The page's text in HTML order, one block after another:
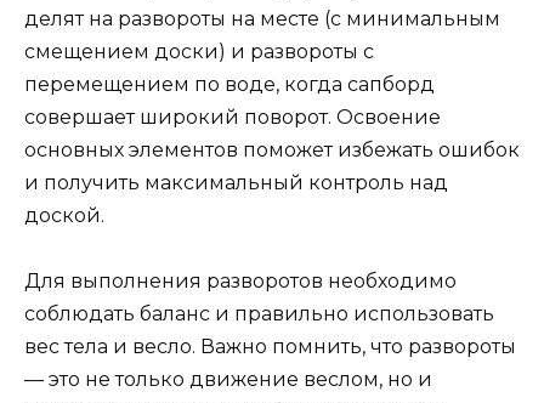
делят на развороты на месте (с минимальным
смещением доски) и развороты с
перемещением по воде, когда сапборд
совершает широкий поворот. Освоение
основных элементов поможет избежать ошибок
и получить максимальный контроль над
доской.
Для выполнения разворотов необходимо
соблюдать баланс и правильно использовать
вес тела и весло. Важно помнить, что развороты
— это не только движение веслом, но и